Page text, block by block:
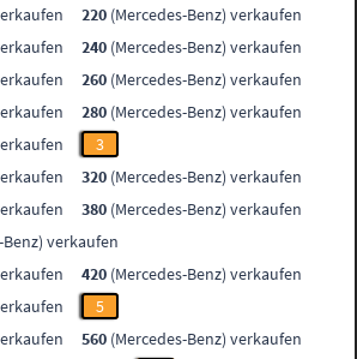
220 (Mercedes-Benz) verkaufen
240 (Mercedes-Benz) verkaufen
260 (Mercedes-Benz) verkaufen
280 (Mercedes-Benz) verkaufen
3
320 (Mercedes-Benz) verkaufen
380 (Mercedes-Benz) verkaufen
Benz) verkaufen
420 (Mercedes-Benz) verkaufen
5
560 (Mercedes-Benz) verkaufen